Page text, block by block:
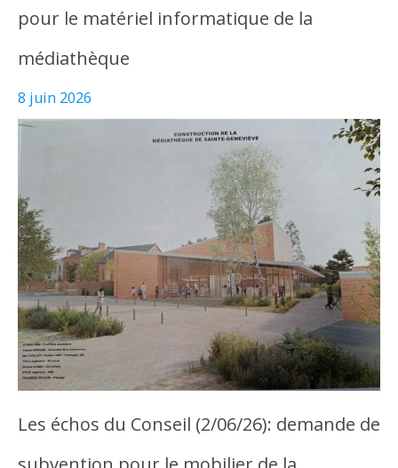
pour le matériel informatique de la
médiathèque
8 juin 2026
Les échos du Conseil (2/06/26): demande de